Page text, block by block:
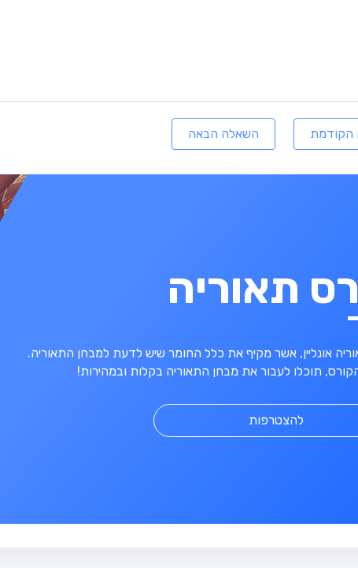
הקודמת השאלה הבאה
תאוריה
אונליין, אשר מקיף את כלל החומר שיש לדעת למבחן התאוריה.
תוכלו לעבור את מבחן התאוריה בקלות ובמהירות!
להצטרפות